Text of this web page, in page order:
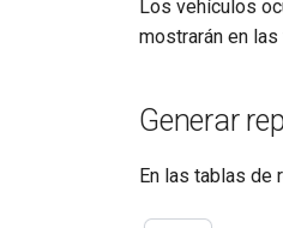
Los vehículos
mostrarán en
Generar
En las tablas de